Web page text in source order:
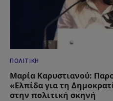
ΠΟΛΙΤΙΚΉ
Μαρία Καρυστιανού:
«Ελπίδα για τη
στην πολιτική σκηνή